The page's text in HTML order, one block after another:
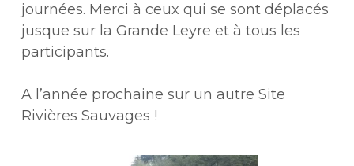
journées. Merci à ceux qui se sont déplacés
jusque sur la Grande Leyre et à tous les
participants.
A l’année prochaine sur un autre Site
Rivières Sauvages !